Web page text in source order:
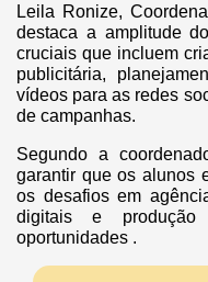
Leila Ronize,
destaca a amplitude
cruciais que incluem
publicitária,
vídeos para as redes
de campanhas.
Segundo a
garantir que os alunos
os desafios em
digitais e
oportunidades .